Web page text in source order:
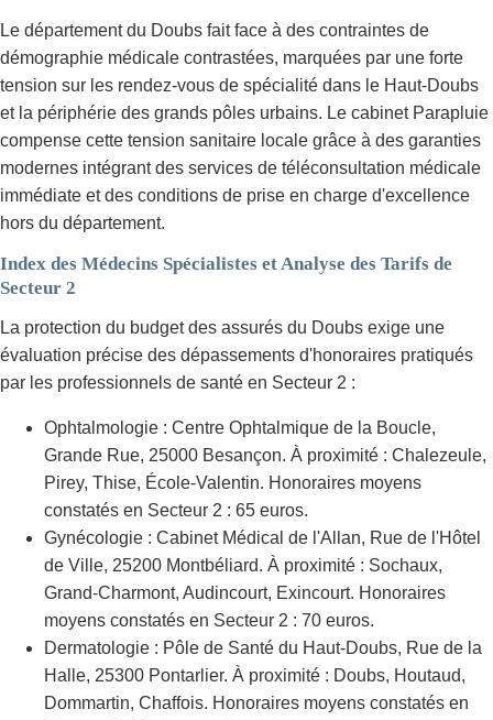
Le département du Doubs fait face à des contraintes de
démographie médicale contrastées, marquées par une forte
tension sur les rendez-vous de spécialité dans le Haut-Doubs
et la périphérie des grands pôles urbains. Le cabinet Parapluie
compense cette tension sanitaire locale grâce à des garanties
modernes intégrant des services de téléconsultation médicale
immédiate et des conditions de prise en charge d'excellence
hors du département.
Index des Médecins Spécialistes et Analyse des Tarifs de
Secteur 2
La protection du budget des assurés du Doubs exige une
évaluation précise des dépassements d'honoraires pratiqués
par les professionnels de santé en Secteur 2 :
Ophtalmologie : Centre Ophtalmique de la Boucle,
Grande Rue, 25000 Besançon. À proximité : Chalezeule,
Pirey, Thise, École-Valentin. Honoraires moyens
constatés en Secteur 2 : 65 euros.
Gynécologie : Cabinet Médical de l'Allan, Rue de l'Hôtel
de Ville, 25200 Montbéliard. À proximité : Sochaux,
Grand-Charmont, Audincourt, Exincourt. Honoraires
moyens constatés en Secteur 2 : 70 euros.
Dermatologie : Pôle de Santé du Haut-Doubs, Rue de la
Halle, 25300 Pontarlier. À proximité : Doubs, Houtaud,
Dommartin, Chaffois. Honoraires moyens constatés en